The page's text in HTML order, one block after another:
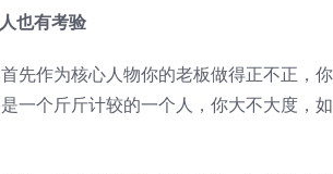
也有考验
先作为核心人物你的老板做得正不正，
一个斤斤计较的一个人，你大不大度，